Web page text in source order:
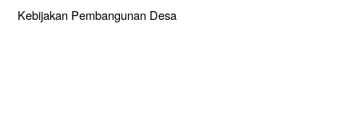
Kebijakan Pembangunan Desa